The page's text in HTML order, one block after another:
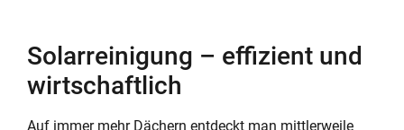
Solarreinigung – effizient und
wirtschaftlich
Auf immer mehr Dächern entdeckt man mittlerweile